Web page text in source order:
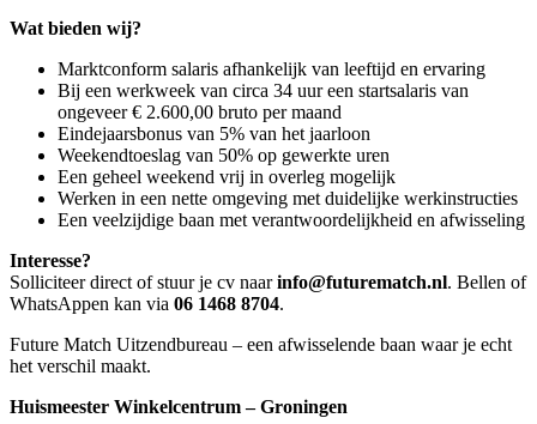
Wat bieden wij?
Marktconform salaris afhankelijk van leeftijd en ervaring
Bij een werkweek van circa 34 uur een startsalaris van
ongeveer € 2.600,00 bruto per maand
Eindejaarsbonus van 5% van het jaarloon
Weekendtoeslag van 50% op gewerkte uren
Een geheel weekend vrij in overleg mogelijk
Werken in een nette omgeving met duidelijke werkinstructies
Een veelzijdige baan met verantwoordelijkheid en afwisseling
Interesse?
Solliciteer direct of stuur je cv naarinfo@futurematch.nl. Bellen of
WhatsAppen kan via 06 1468 8704.
Future Match Uitzendbureau – een afwisselende baan waar je echt
het verschil maakt.
Huismeester Winkelcentrum – Groningen